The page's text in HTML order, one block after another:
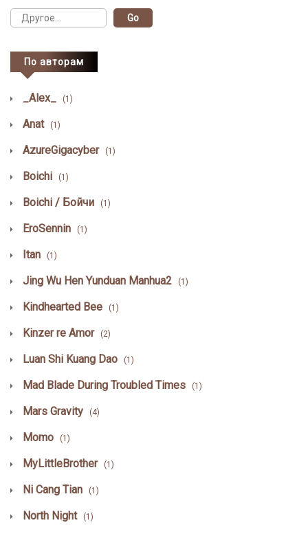
По авторам
_Alex_ (1)
Anat (1)
AzureGigacyber (1)
Boichi (1)
Boichi / Бойчи (1)
EroSennin (1)
Itan (1)
Jing Wu Hen Yunduan Manhua2 (1)
Kindhearted Bee (1)
Kinzer re Amor (2)
Luan Shi Kuang Dao (1)
Mad Blade During Troubled Times (1)
Mars Gravity (4)
Momo (1)
MyLittleBrother (1)
Ni Cang Tian (1)
North Night (1)